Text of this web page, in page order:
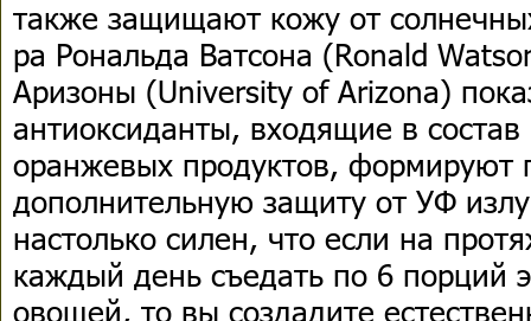
также защищают кожу от
ра Рональда Ватсона (Ronald
Аризоны (University of Arizona)
антиоксиданты, входящие в
оранжевых продуктов, формируют
дополнительную защиту от УФ
настолько силен, что если на
каждый день съедать по 6 порций
овощей, то вы создадите